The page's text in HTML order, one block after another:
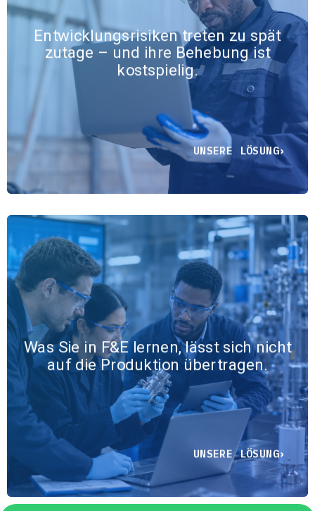
Entwicklungsrisiken treten zu spät
zutage – und ihre Behebung ist
kostspielig.
UNSERE LÖSUNG
statistische Analysen und
prädiktive Analysen, um
Variabilität und potenzielle
Schwachstellen frühzeitig
aufzudecken, solange
Änderungen noch machbar und
kosteneffektiv sind.
Was Sie in F&E lernen, lässt sich nicht
auf die Produktion übertragen.
UNSERE LÖSUNG
Minitab ersetzt fragmentierte
Tabellenkalkulationen und
verbindet Daten, Experimente und
Entscheidungen
phasenübergreifend, sodass
Erkenntnisse aus der Forschung
in die Entwicklung, die Skalierung
und die Produktion einfließen.